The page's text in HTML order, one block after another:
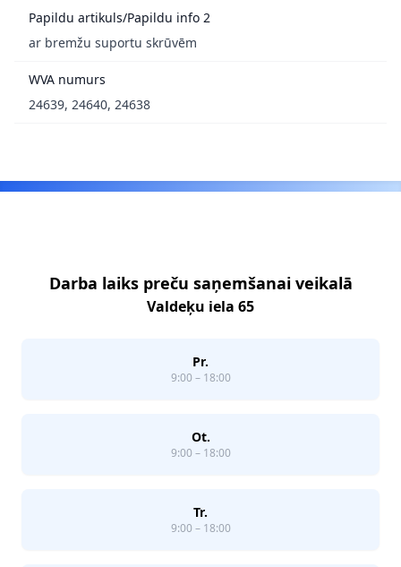
Papildu artikuls/Papildu info 2
ar bremžu suportu skrūvēm
WVA numurs
24639, 24640, 24638
Darba laiks preču saņemšanai veikalā
Valdeķu iela 65
Pr.
9:00 – 18:00
Ot.
9:00 – 18:00
Tr.
9:00 – 18:00